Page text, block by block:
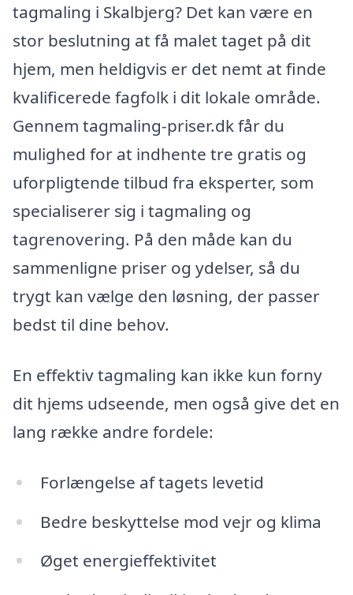
tagmaling i Skalbjerg? Det kan være en
stor beslutning at få malet taget på dit
hjem, men heldigvis er det nemt at finde
kvalificerede fagfolk i dit lokale område.
Gennem tagmaling-priser.dk får du
mulighed for at indhente tre gratis og
uforpligtende tilbud fra eksperter, som
specialiserer sig i tagmaling og
tagrenovering. På den måde kan du
sammenligne priser og ydelser, så du
trygt kan vælge den løsning, der passer
bedst til dine behov.
En effektiv tagmaling kan ikke kun forny
dit hjems udseende, men også give det en
lang række andre fordele:
Forlængelse af tagets levetid
Bedre beskyttelse mod vejr og klima
Øget energieffektivitet